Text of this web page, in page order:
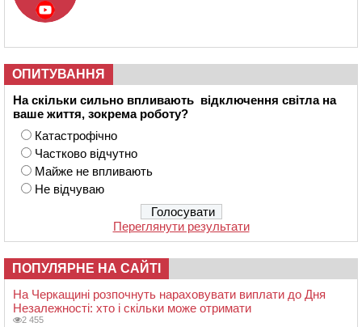
ОПИТУВАННЯ
На скільки сильно впливають відключення світла на
ваше життя, зокрема роботу?
Катастрофічно
Частково відчутно
Майже не впливають
Не відчуваю
Переглянути результати
ПОПУЛЯРНЕ НА САЙТІ
На Черкащині розпочнуть нараховувати виплати до Дня
Незалежності: хто і скільки може отримати
2 455